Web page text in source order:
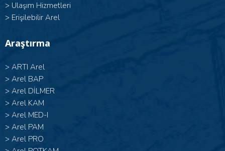
> Ulaşım Hizmetleri
> Erişilebilir Arel
Araştırma
> ARTI Arel
> Arel BAP
> Arel DİLMER
> Arel KAM
> Arel MED-I
> Arel PAM
> Arel PRO